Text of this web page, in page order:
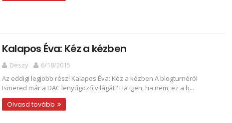
Kalapos Éva: Kéz a kézben
Deszy
6/18/2015
Az eddigi legjobb rész! Kalapos Éva: Kéz a kézben A blogturnéról
Ismered már a DAC lenyűgöző világát? Ha igen, ha nem, ez a b...
Olvasd tovább